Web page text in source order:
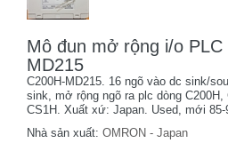
Mô đun mở rộng i/o PLC
MD215
C200H-MD215. 16 ngõ vào dc sink/
sink, mở rộng ngõ ra plc dòng C200H,
CS1H. Xuất xứ: Japan. Used, mới 85-
Nhà sản xuất: OMRON - Japan